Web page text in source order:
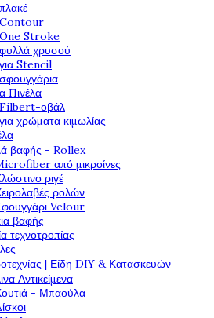
Contour
One Stroke
χρυσού
Stencil
Πινέλα
Filbert-οβάλ
χρώματα κιμωλίας
βαφής - Rollex
από μικροίνες
ριγέ
ρολών
Velour
βαφής
τεχνοτροπίας
| Είδη DIY & Κατασκευών
Αντικείμενα
- Μπαούλα